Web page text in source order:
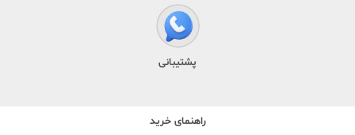
پشتیبانی
راهنمای خرید